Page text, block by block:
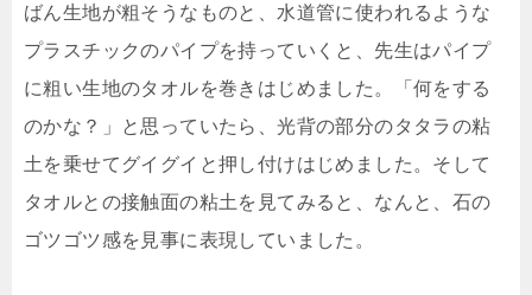
ばん生地が粗そうなものと、水道管に使われるような
プラスチックのパイプを持っていくと、先生はパイプ
に粗い生地のタオルを巻きはじめました。「何をする
のかな？」と思っていたら、光背の部分のタタラの粘
土を乗せてグイグイと押し付けはじめました。そして
タオルとの接触面の粘土を見てみると、なんと、石の
ゴツゴツ感を見事に表現していました。